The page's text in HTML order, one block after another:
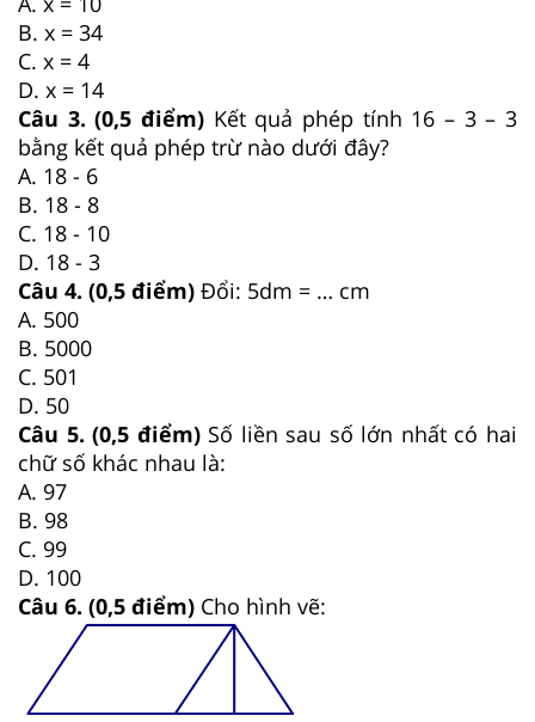
B. x = 34
C. x = 4
D. x = 14
Câu 3. (0,5 điểm) Kết quả phép tính 16 – 3 – 3
bằng kết quả phép trừ nào dưới đây?
A. 18 - 6
B. 18 - 8
C. 18 - 10
D. 18 - 3
Câu 4. (0,5 điểm) Đổi: 5dm = … cm
A. 500
B. 5000
C. 501
D. 50
Câu 5. (0,5 điểm) Số liền sau số lớn nhất có hai
chữ số khác nhau là:
A. 97
B. 98
C. 99
D. 100
Câu 6. (0,5 điểm) Cho hình vẽ: